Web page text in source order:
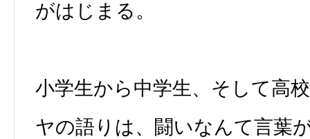
がはじまる。
小学生から中学生、そして高
ヤの語りは、闘いなんて言葉